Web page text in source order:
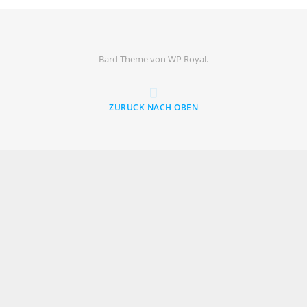
Bard Theme von WP Royal.
ZURÜCK NACH OBEN